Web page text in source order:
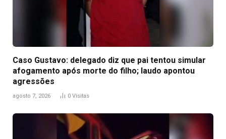
Caso Gustavo: delegado diz que pai tentou simular
afogamento após morte do filho; laudo apontou
agressões
agosto 7, 2026 0 Visitas